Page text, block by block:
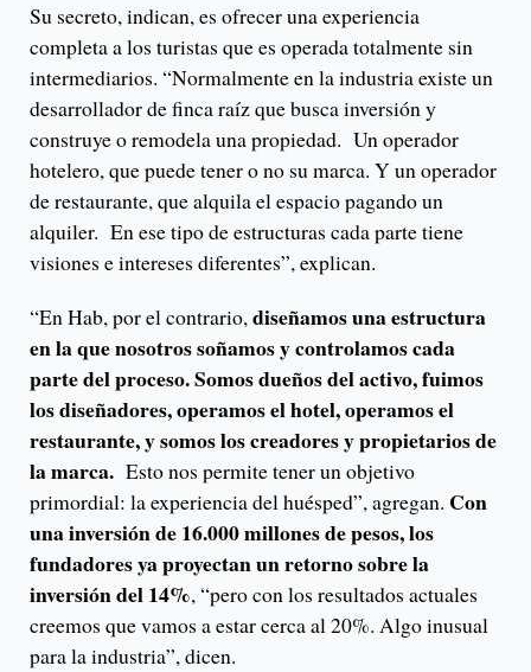
Su secreto, indican, es ofrecer una experiencia
completa a los turistas que es operada totalmente sin
intermediarios. “Normalmente en la industria existe un
desarrollador de finca raíz que busca inversión y
construye o remodela una propiedad. Un operador
hotelero, que puede tener o no su marca. Y un operador
de restaurante, que alquila el espacio pagando un
alquiler. En ese tipo de estructuras cada parte tiene
visiones e intereses diferentes”, explican.
“En Hab, por el contrario,diseñamos una estructura
en la que nosotros soñamos y controlamos cada
parte del proceso. Somos dueños del activo, fuimos
los diseñadores, operamos el hotel, operamos el
restaurante, y somos los creadores y propietarios de
la marca. Esto nos permite tener un objetivo
primordial: la experiencia del huésped”, agregan. Con
una inversión de 16.000 millones de pesos, los
fundadores ya proyectan un retorno sobre la
inversión del 14%, “pero con los resultados actuales
creemos que vamos a estar cerca al 20%. Algo inusual
para la industria”, dicen.